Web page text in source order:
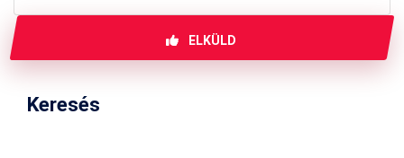
ELKÜLD
Keresés